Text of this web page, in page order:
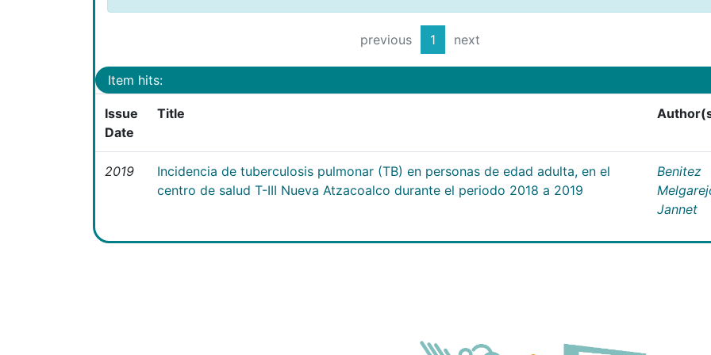
previous 1 next
Item hits:
Issue
Date
Title
2019
Incidencia de tuberculosis pulmonar (TB) en personas de edad adulta, en el
centro de salud T-III Nueva Atzacoalco durante el periodo 2018 a 2019
Benitez
Jannet